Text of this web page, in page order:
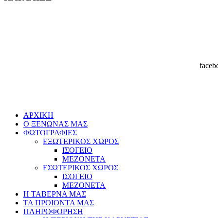
ΑΡΧΙΚΗ
Ο ΞΕΝΩΝΑΣ ΜΑΣ
ΦΩΤΟΓΡΑΦΙΕΣ
ΕΞΩΤΕΡΙΚΟΣ ΧΩΡΟΣ
ΙΣΟΓΕΙΟ
ΜΕΖΟΝΕΤΑ
ΕΣΩΤΕΡΙΚΟΣ ΧΩΡΟΣ
ΙΣΟΓΕΙΟ
ΜΕΖΟΝΕΤΑ
Η ΤΑΒΕΡΝΑ ΜΑΣ
ΤΑ ΠΡΟΙΟΝΤΑ ΜΑΣ
ΠΛΗΡΟΦΟΡΗΣΗ